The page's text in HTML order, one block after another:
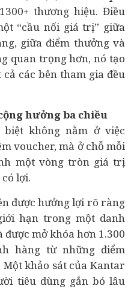
thương hiệu. Điều
“cầu nối giá trị” giữa
giữa điểm thưởng và
quan trọng hơn, nó tạo
các bên tham gia đều
hưởng ba chiều
không nằm ở việc
voucher, mà ở chỗ mỗi
một vòng tròn giá trị
lợi.
được hưởng lợi rõ ràng
hạn trong một danh
mở khóa hơn 1.300
hàng từ những điểm
khảo sát của Kantar
tiêu dùng gắn bó lâu